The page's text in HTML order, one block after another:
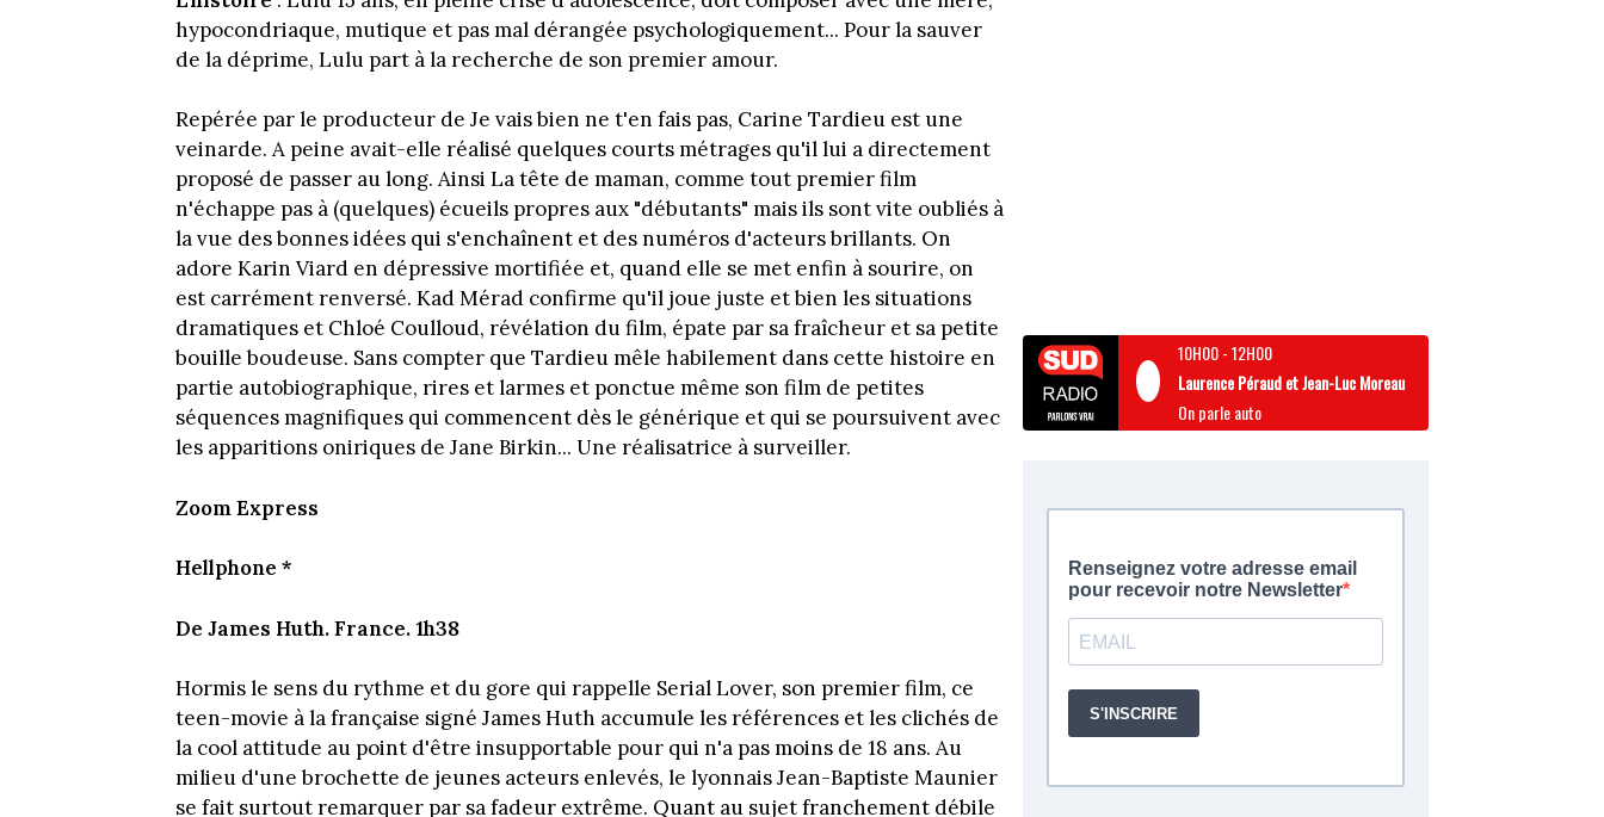
hypocondriaque, mutique et pas mal dérangée psychologiquement... Pour la sauver
de la déprime, Lulu part à la recherche de son premier amour.
Repérée par le producteur de Je vais bien ne t'en fais pas, Carine Tardieu est une
veinarde. A peine avait-elle réalisé quelques courts métrages qu'il lui a directement
proposé de passer au long. Ainsi La tête de maman, comme tout premier film
n'échappe pas à (quelques) écueils propres aux "débutants" mais ils sont vite oubliés à
la vue des bonnes idées qui s'enchaînent et des numéros d'acteurs brillants. On
adore Karin Viard en dépressive mortifiée et, quand elle se met enfin à sourire, on
est carrément renversé. Kad Mérad confirme qu'il joue juste et bien les situations
dramatiques et Chloé Coulloud, révélation du film, épate par sa fraîcheur et sa petite
bouille boudeuse. Sans compter que Tardieu mêle habilement dans cette histoire en
partie autobiographique, rires et larmes et ponctue même son film de petites
séquences magnifiques qui commencent dès le générique et qui se poursuivent avec
les apparitions oniriques de Jane Birkin... Une réalisatrice à surveiller.
Zoom Express
Hellphone *
De James Huth. France. 1h38
Hormis le sens du rythme et du gore qui rappelle Serial Lover, son premier film, ce
teen-movie à la française signé James Huth accumule les références et les clichés de
la cool attitude au point d'être insupportable pour qui n'a pas moins de 18 ans. Au
milieu d'une brochette de jeunes acteurs enlevés, le lyonnais Jean-Baptiste Maunier
se fait surtout remarquer par sa fadeur extrême. Quant au sujet franchement débile
10H00-12H00
Laurence Péraud et Jean-Luc Moreau
On parle auto